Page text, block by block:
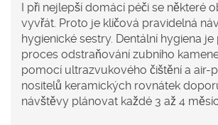
I při nejlepší domácí péči se některé
vyvřát. Proto je klíčová pravidelná
hygienické sestry. Dentální hygiena je
proces odstraňování zubního
pomocí ultrazvukového čištění a air-
nositelů keramických rovnátek
návštěvy plánovat každé 3 až 4